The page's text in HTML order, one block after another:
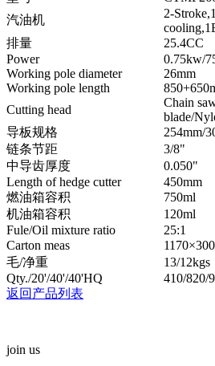
汽油机
2-
排量
25.4CC
Power
0.75kw/
Working pole diameter
26mm
Working pole length
Cutting head
Chain
blade/
导板规格
254mm/
链条节距
3/8"
中导齿厚度
0.050"
Length of hedge cutter
450mm
燃油箱容积
750ml
机油箱容积
120ml
Fule/Oil mixture ratio
25:1
Carton meas
毛/净重
13/12kgs
Qty./20'/40'/40'HQ
410/820/
返回产品列表
join us